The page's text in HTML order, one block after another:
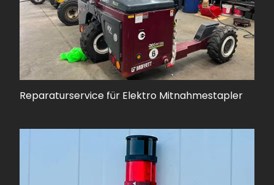
Reparaturservice für Elektro Mitnahmestapler